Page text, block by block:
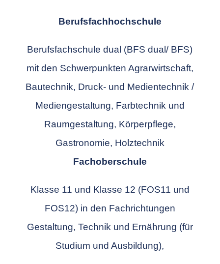
Berufsfachhochschule
Berufsfachschule dual (BFS dual/ BFS)
mit den Schwerpunkten Agrarwirtschaft,
Bautechnik, Druck- und Medientechnik /
Mediengestaltung, Farbtechnik und
Raumgestaltung, Körperpflege,
Gastronomie, Holztechnik
Fachoberschule
Klasse 11 und Klasse 12 (FOS11 und
FOS12) in den Fachrichtungen
Gestaltung, Technik und Ernährung (für
Studium und Ausbildung),